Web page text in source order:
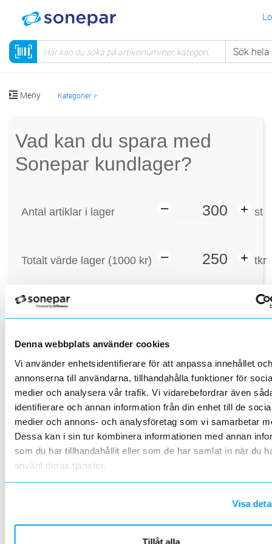
Denna webbplats använder cookies
Vi använder enhetsidentifierare för att anpassa innehållet och
annonserna till användarna, tillhandahålla funktioner för
medier och analysera vår trafik. Vi vidarebefordrar även
identifierare och annan information från din enhet till de
medier och annons- och analysföretag som vi samarbetar
Dessa kan i sin tur kombinera informationen med annan
som du har tillhandahållit eller som de har samlat in när du
använt deras tjänster.
Visa
Tillåt alla
Meny Kategorier
Vad kan du spara med
Sonepar kundlager?
Antal artiklar i lager st
Totalt värde lager (1000 kr) tkr
Timdebitering kr/h
Butiksbesök
Materialadministration
Beräkna
Kundlager